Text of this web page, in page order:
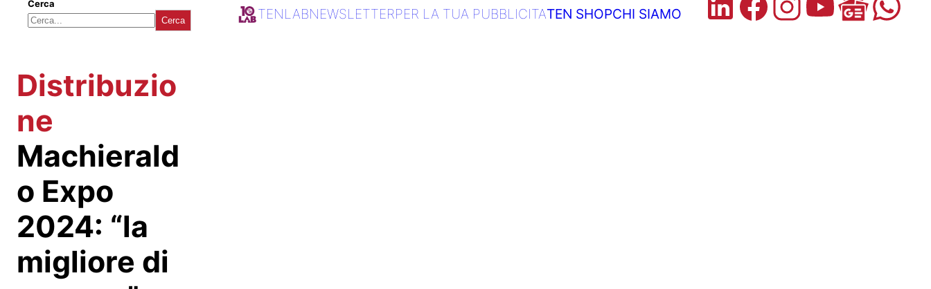
Cerca
Cerca TENLABNEWSLETTERPER LA TUA PUBBLICITATEN SHOPCHI SIAMO
Distribuzio
ne
Machierald
o Expo
2024: “la
migliore di